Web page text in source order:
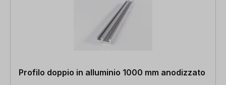
Profilo doppio in alluminio 1000 mm anodizzato